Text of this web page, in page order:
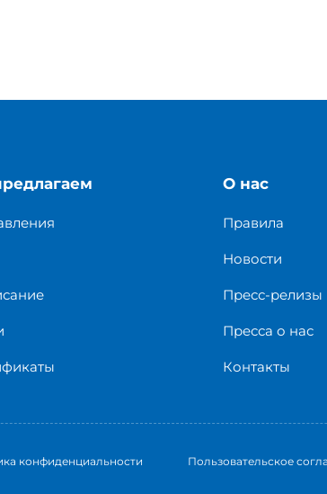
О нас
Правила
Новости
Пресс-релизы
Пресса о нас
Контакты
конфиденциальности Пользовательское